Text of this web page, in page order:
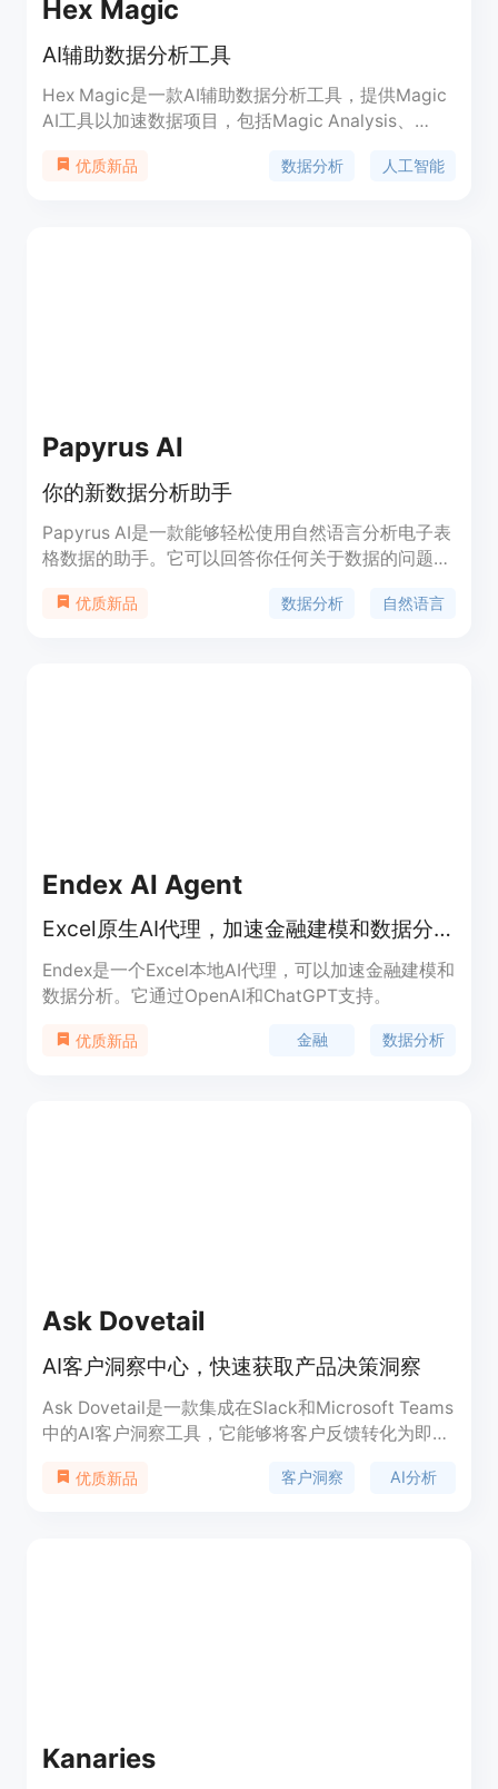
Hex Magic
AI辅助数据分析工具
Hex Magic是一款AI辅助数据分析工具，提供Magic
AI工具以加速数据项目，包括Magic Analysis、
户提供便捷、高效的数据分析体验。
优质新品 数据分析 人工智能
Papyrus AI
你的新数据分析助手
Papyrus AI是一款能够轻松使用自然语言分析电子表
格数据的助手。它可以回答你任何关于数据的问题，
合作，共同挖掘团队所需的洞察力。Papyrus AI目前
优质新品 数据分析 自然语言
Endex AI Agent
Excel原生AI代理，加速金融建模和数据分析。
Endex是一个Excel本地AI代理，可以加速金融建模和
数据分析。它通过OpenAI和ChatGPT支持。
优质新品 金融 数据分析
Ask Dovetail
AI客户洞察中心，快速获取产品决策洞察
Ask Dovetail是一款集成在Slack和Microsoft Teams
中的AI客户洞察工具，它能够将客户反馈转化为即时
音。产品通过AI技术对对话、文档和调查结果进行分
优质新品 客户洞察 AI分析
Kanaries